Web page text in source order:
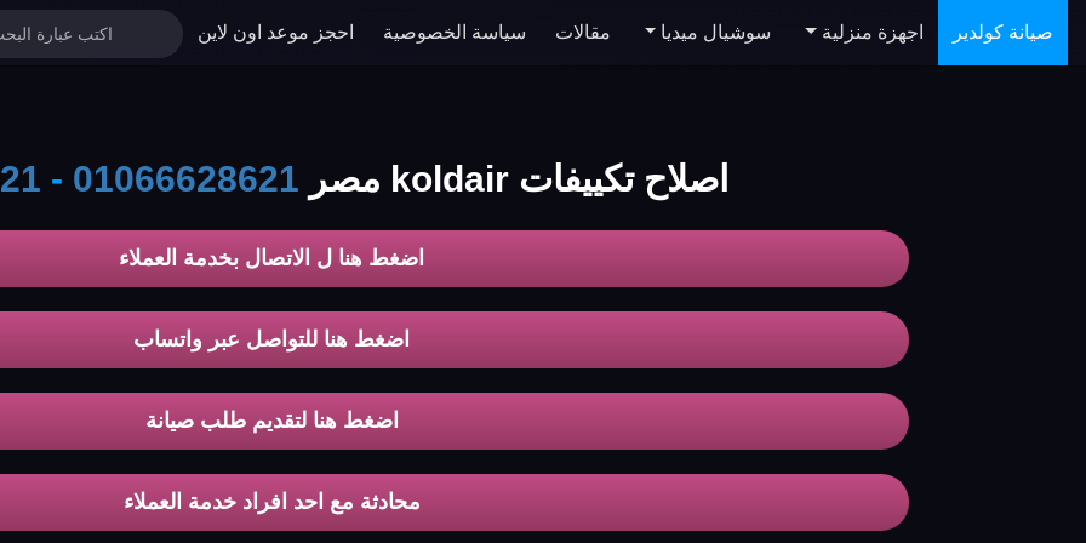
صيانة كولدير اجهزة منزلية سوشيال ميديا مقالات سياسة الخصوصية احجز موعد اون لاين
اصلاح تكييفات koldair مصر 01066628621
-
اضغط هنا ل الاتصال بخدمة العملاء
اضغط هنا للتواصل عبر واتساب
اضغط هنا لتقديم طلب صيانة
محادثة مع احد افراد خدمة العملاء